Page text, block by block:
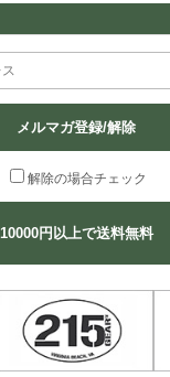
メルマガ登録/解除
解除の場合チェック
10000円以上で送料無料